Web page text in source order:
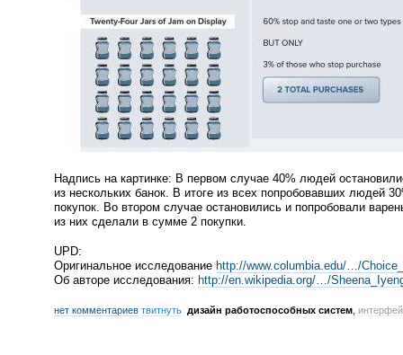
Надпись на картинке: В первом случае 40% людей
из нескольких банок. В итоге из всех попробовавших людей
покупок. Во втором случае остановились и попробовали
из них сделали в сумме 2 покупки.
UPD:
Оригинальное исследование http://www.columbia.edu/…/
Об авторе исследования: http://en.wikipedia.org/…/
нет комментариев твитнуть дизайн работоспособных систем